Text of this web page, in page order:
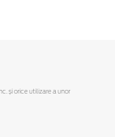
și orice utilizare a unor